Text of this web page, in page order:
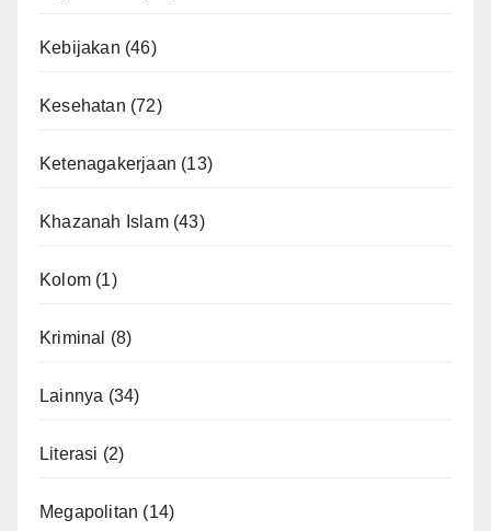
Kebijakan (46)
Kesehatan (72)
Ketenagakerjaan (13)
Khazanah Islam(43)
Kolom (1)
Kriminal (8)
Lainnya (34)
Literasi (2)
Megapolitan (14)